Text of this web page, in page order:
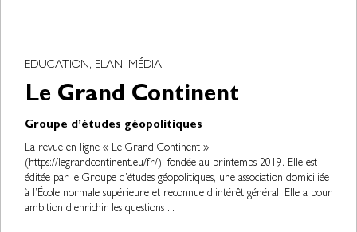
EDUCATION, ELAN, MÉDIA
Le Grand Continent
Groupe d’études géopolitiques
La revue en ligne « Le Grand Continent »
(https://legrandcontinent.eu/fr/), fondée au printemps 2019. Elle est
éditée par le Groupe d’études géopolitiques, une association domiciliée
à l’École normale supérieure et reconnue d’intérêt général. Elle a pour
ambition d’enrichir les questions ...